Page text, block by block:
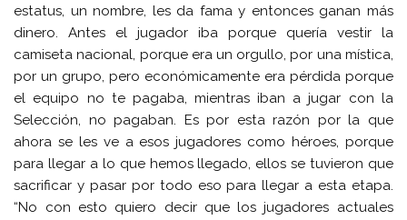
estatus, un nombre, les da fama y entonces ganan más
dinero. Antes el jugador iba porque quería vestir la
camiseta nacional, porque era un orgullo, por una mística,
por un grupo, pero económicamente era pérdida porque
el equipo no te pagaba, mientras iban a jugar con la
Selección, no pagaban. Es por esta razón por la que
ahora se les ve a esos jugadores como héroes, porque
para llegar a lo que hemos llegado, ellos se tuvieron que
sacrificar y pasar por todo eso para llegar a esta etapa.
“No con esto quiero decir que los jugadores actuales